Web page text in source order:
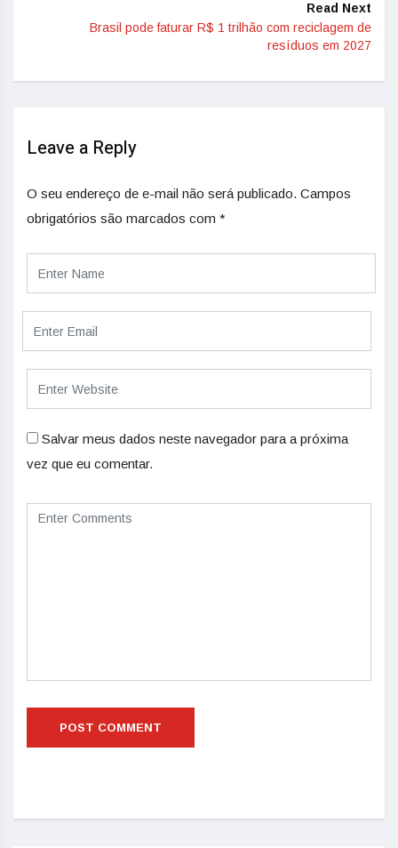
Read Next
Brasil pode faturar R$ 1 trilhão com reciclagem de
resíduos em 2027
Leave a Reply
O seu endereço de e-mail não será publicado. Campos
obrigatórios são marcados com *
Salvar meus dados neste navegador para a próxima
vez que eu comentar.